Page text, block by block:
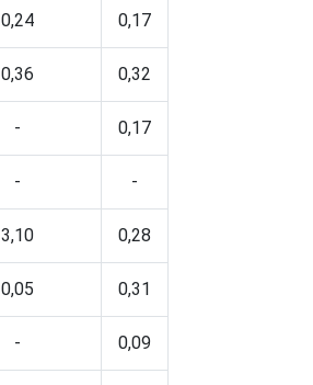
0,24 0,17
0,36 0,32
- 0,17
- -
3,10 0,28
0,05 0,31
- 0,09